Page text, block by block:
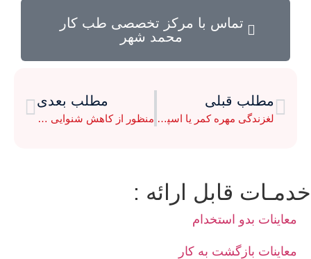
تماس با مرکز تخصصی طب کار
محمد شهر
مطلب قبلی
لغزندگی مهره کمر یا اسپوندیلولیستزیس (Spondylolisthesis)
مطلب بعدی
منظور از کاهش شنوایی ناشی از سر و صدا چیست؟
خدمـات قابل ارائه :
معاینات بدو استخدام
معاینات بازگشت به کار